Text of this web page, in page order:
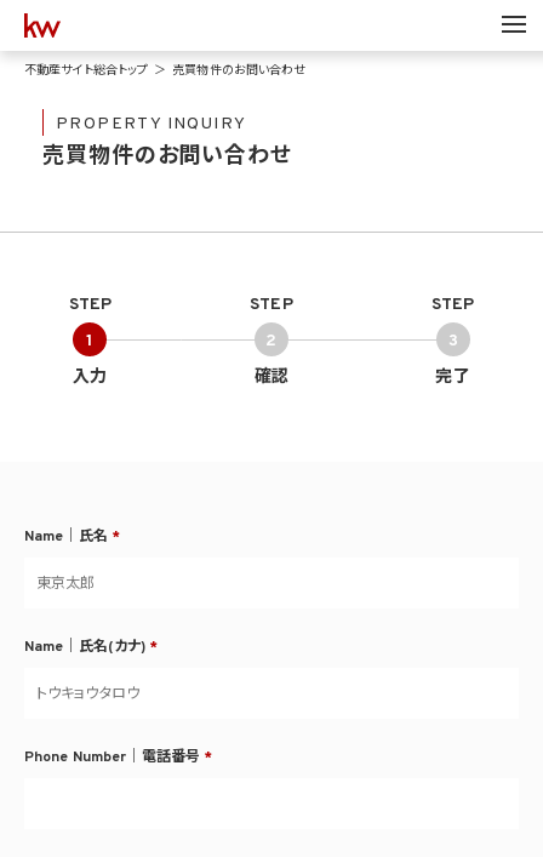
不動産サイト総合トップ 売買物件のお問い合わせ
PROPERTY INQUIRY
売買物件のお問い合わせ
STEP
1
入力
STEP
2
確認
STEP
3
完了
Name｜氏名 *
Name｜氏名(カナ) *
Phone Number｜電話番号 *